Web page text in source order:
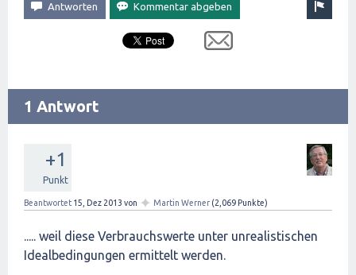
1 Antwort
+1
Punkt
Beantwortet 15, Dez 2013 von ✦ Martin Werner (2,069 Punkte)
..... weil diese Verbrauchswerte unter unrealistischen
Idealbedingungen ermittelt werden.